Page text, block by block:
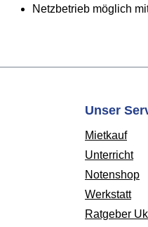
Netzbetrieb möglich
Unser
Mietkauf
Unterricht
Notenshop
Werkstatt
Ratgeber